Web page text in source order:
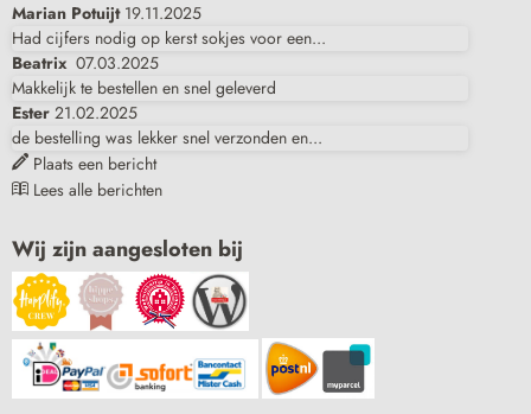
Marian Potuijt 19.11.2025
Had cijfers nodig op kerst sokjes voor een...
Beatrix 07.03.2025
Makkelijk te bestellen en snel geleverd
Ester 21.02.2025
de bestelling was lekker snel verzonden en...
Plaats een bericht
Lees alle berichten
Wij zijn aangesloten bij